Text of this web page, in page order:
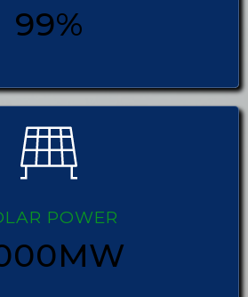
99%
POWER